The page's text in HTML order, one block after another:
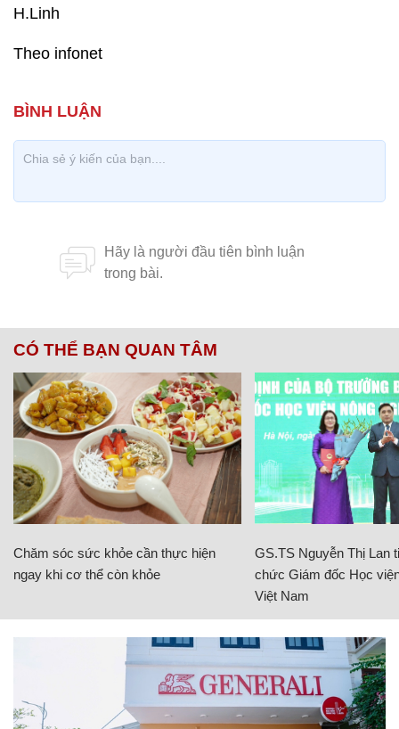
H.Linh
Theo infonet
CÓ THỂ BẠN QUAN TÂM
Chăm sóc sức khỏe cần thực hiện
ngay khi cơ thể còn khỏe
GS.TS Nguyễn Thị Lan
chức Giám đốc Học
Việt Nam